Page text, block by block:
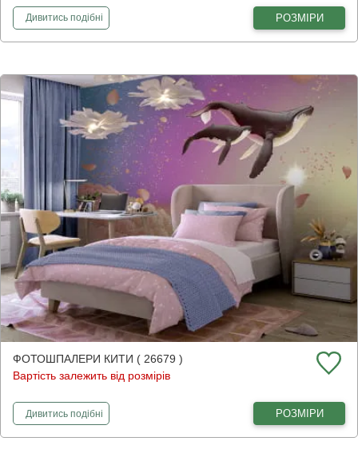
Дивитисьфотошпалери
подібні РОЗМІРИ
ФОТОШПАЛЕРИ КИТИ ( 26679 )
Вартість залежить від розмірів
Дивитисьфотошпалери
подібні РОЗМІРИ